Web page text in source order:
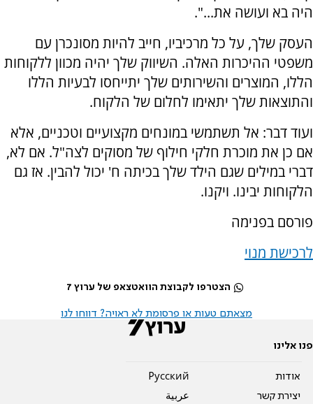
היה בא ועושה את...".
העסק שלך, על כל מרכיביו, חייב להיות מסונכרן עם
משפטי ההיכרות האלה. השיווק שלך יהיה מכוון ללקוחות
הללו, המוצרים והשירותים שלך יתייחסו לבעיות הללו
והתוצאות שלך יתאימו לחלום של הלקוח.
ועוד דבר: אל תשתמשי במונחים מקצועיים וטכניים, אלא
אם כן את מוכרת חלקי חילוף של מסוקים לצה"ל. אם לא,
דברי במילים שגם הילד שלך בכיתה ח' יכול להבין. אז גם
הלקוחות יבינו. ויקנו.
פורסם בפנימה
לרכישת מנוי
הצטרפו לקבוצת הוואטצאפ של ערוץ 7
מצאתם טעות או פרסומת לא ראויה? דווחו לנו
פנו אלינו
אודות
יצירת קשר
Pусский
عربية